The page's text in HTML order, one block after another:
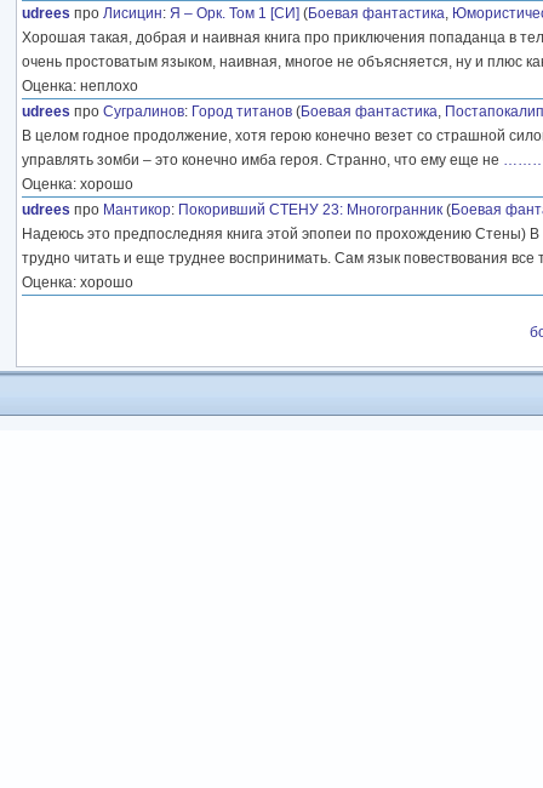
udrees про Лисицин: Я – Орк. Том 1 [СИ] (Боевая фантастика,
Хорошая такая, добрая и наивная книга про приключения попаданца в
очень простоватым языком, наивная, многое не объясняется, ну и плюс
Оценка: неплохо
udrees про Сугралинов: Город титанов (Боевая фантастика,
В целом годное продолжение, хотя герою конечно везет со страшной
управлять зомби – это конечно имба героя. Странно, что ему еще не
Оценка: хорошо
udrees про Мантикор: Покоривший СТЕНУ 23: Многогранник (Боевая
Надеюсь это предпоследняя книга этой эпопеи по прохождению Стены)
трудно читать и еще труднее воспринимать. Сам язык повествования все
Оценка: хорошо